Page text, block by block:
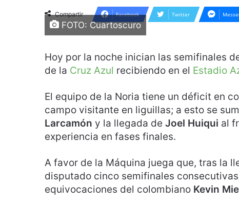
Compartir Facebook Twitter
FOTO: Cuartoscuro
Hoy por la noche inician las semifinales
de la Cruz Azul recibiendo en el Estadio
El equipo de la Noria tiene un déficit en
campo visitante en liguillas; a esto se
Larcamón y la llegada de Joel Huiqui al
experiencia en fases finales.
A favor de la Máquina juega que, tras la
disputado cinco semifinales
equivocaciones del colombiano Kevin